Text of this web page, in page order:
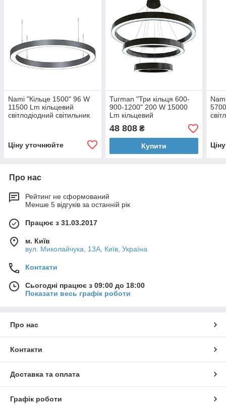
Nami "Кільце 1500" 96 W
11500 Lm кільцевий
світлодіодний світильник
Ціну уточнюйте
Turman "Три кільця 600-
900-1200" 200 W 15000
Lm кільцевий
світлодіодний світильник
48 808₴
Купити
Про нас
Рейтинг не сформований
Менше 5 відгуків за останній рік
Працює з 31.03.2017
м. Київ
вул. Миколайчука, 13А, Київ, Україна
Контакти
Сьогодні працює з 09:00 до 18:00
Показати весь графік роботи
Про нас
Контакти
Доставка та оплата
Графік роботи